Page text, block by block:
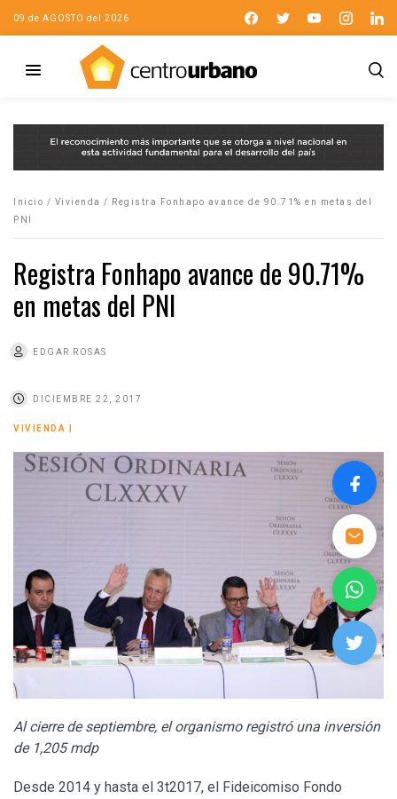
09 de AGOSTO del 2026
Inicio / Vivienda /
Registra Fonhapo avance de 90.71% en metas del
PNI
Registra Fonhapo avance de 90.71%
en metas del PNI
EDGAR ROSAS
DICIEMBRE 22, 2017
VIVIENDA
Al cierre de septiembre, el organismo registró una inversión
de 1,205 mdp
Desde 2014 y hasta el 3t2017, el Fideicomiso Fondo